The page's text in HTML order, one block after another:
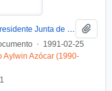
[Respuesta a solicitud de Presidente Junta de Vigilancia de Rio Maule]
· 1991-02-25
Aylwin Azócar (1990-